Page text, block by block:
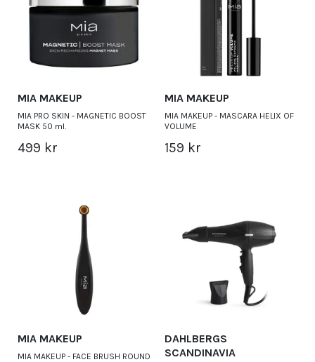
MIA MAKEUP
MIA PRO SKIN - MAGNETIC BOOST
MASK 50 ml.
499 kr
MIA MAKEUP
MIA MAKEUP - MASCARA HELIX OF
VOLUME
159 kr
MIA MAKEUP
MIA MAKEUP - FACE BRUSH ROUND
DAHLBERGS
SCANDINAVIA